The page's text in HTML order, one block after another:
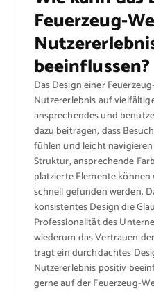
Feuerzeug-
beeinflussen?
Das Design einer
Nutzererlebnis auf
ansprechendes und
dazu beitragen, dass
fühlen und leicht
Struktur, ansprechende
platzierte Elemente
schnell gefunden werden.
konsistentes Design die
Professionalität des
wiederum das Vertrauen
trägt ein durchdachtes
Nutzererlebnis positiv
gerne auf der Feuerzeug-